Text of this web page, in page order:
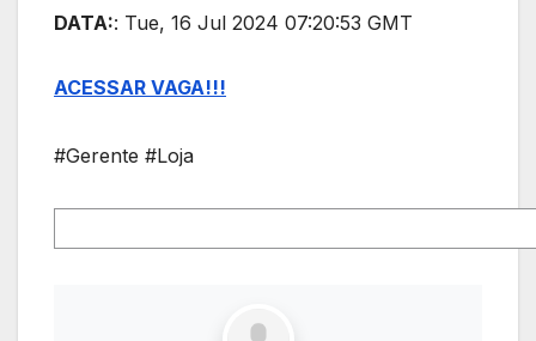
DATA:: Tue, 16 Jul 2024 07:20:53 GMT
ACESSAR VAGA!!!
#Gerente #Loja